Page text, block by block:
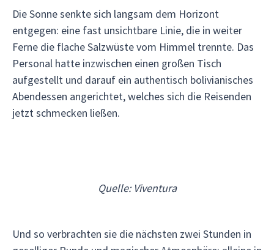
Die Sonne senkte sich langsam dem Horizont
entgegen: eine fast unsichtbare Linie, die in weiter
Ferne die flache Salzwüste vom Himmel trennte. Das
Personal hatte inzwischen einen großen Tisch
aufgestellt und darauf ein authentisch bolivianisches
Abendessen angerichtet, welches sich die Reisenden
jetzt schmecken ließen.
Quelle: Viventura
Und so verbrachten sie die nächsten zwei Stunden in